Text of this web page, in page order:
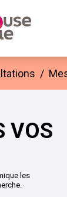
/
VOS
les